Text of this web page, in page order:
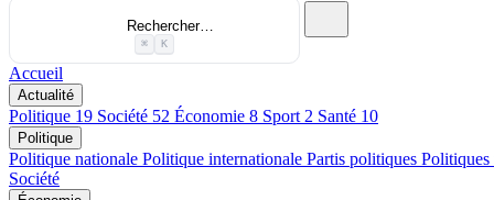
Rechercher…
⌘ K
Accueil
Actualité
Politique 19 Société 52 Économie 8 Sport 2 Santé 10
Politique
Politique nationale Politique internationale Partis politiques Politiques
Société